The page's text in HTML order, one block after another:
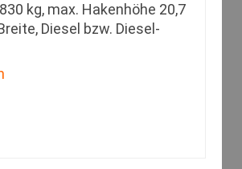
kg, max. Hakenhöhe 20,7
Diesel bzw. Diesel-